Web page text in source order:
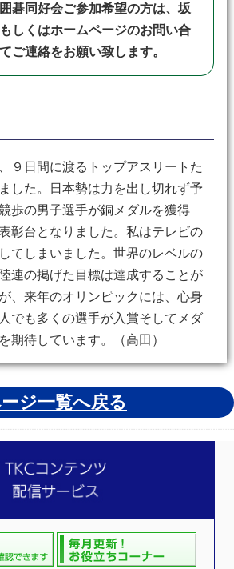
碁同好会ご参加希望の方は、坂
しくはホームページのお問い合
ご連絡をお願い致します。
９日間に渡るトップアスリートた
した。日本勢は力を出し切れず予
歩の男子選手が銅メダルを獲得
彰台となりました。私はテレビの
てしまいました。世界のレベルの
連の掲げた目標は達成することが
、来年のオリンピックには、心身
でも多くの選手が入賞そしてメダ
期待しています。（高田）
ジ一覧へ戻る